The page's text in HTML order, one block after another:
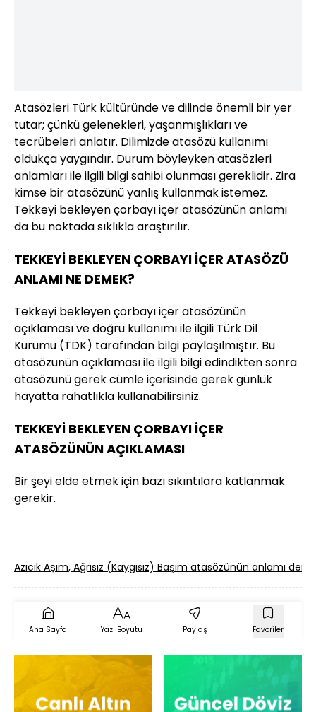
Atasözleri Türk kültüründe ve dilinde önemli bir yer
tutar; çünkü gelenekleri, yaşanmışlıkları ve
tecrübeleri anlatır. Dilimizde atasözü kullanımı
oldukça yaygındır. Durum böyleyken atasözleri
anlamları ile ilgili bilgi sahibi olunması gereklidir. Zira
kimse bir atasözünü yanlış kullanmak istemez.
Tekkeyi bekleyen çorbayı içer atasözünün anlamı
da bu noktada sıklıkla araştırılır.
TEKKEYİ BEKLEYEN ÇORBAYI İÇER ATASÖZÜ
ANLAMI NE DEMEK?
Tekkeyi bekleyen çorbayı içer atasözünün
açıklaması ve doğru kullanımı ile ilgili Türk Dil
Kurumu (TDK) tarafından bilgi paylaşılmıştır. Bu
atasözünün açıklaması ile ilgili bilgi edindikten sonra
atasözünü gerek cümle içerisinde gerek günlük
hayatta rahatlıkla kullanabilirsiniz.
TEKKEYİ BEKLEYEN ÇORBAYI İÇER
ATASÖZÜNÜN AÇIKLAMASI
Bir şeyi elde etmek için bazı sıkıntılara katlanmak
gerekir.
Azıcık Aşım, Ağrısız (Kaygısız) Başım atasözünün anlamı
Ana Sayfa Yazı Boyutu Paylaş Favoriler